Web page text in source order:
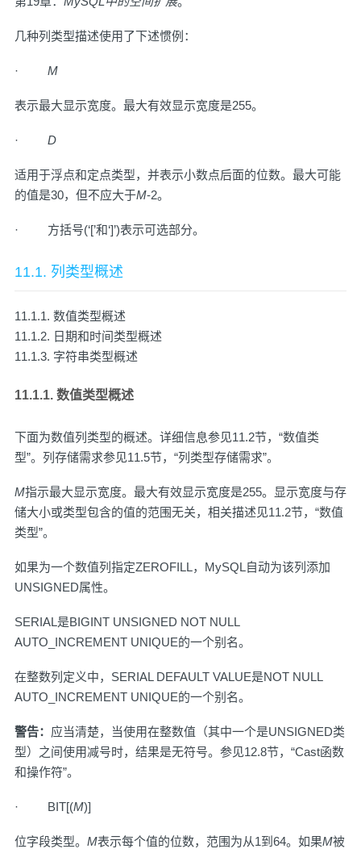
几种列类型描述使用了下述惯例：
· M
表示最大显示宽度。最大有效显示宽度是255。
· D
适用于浮点和定点类型，并表示小数点后面的位数。最大可能
的值是30，但不应大于M-2。
· 方括号(‘[’和‘]’)表示可选部分。
11.1. 列类型概述
11.1.1. 数值类型概述
11.1.2. 日期和时间类型概述
11.1.3. 字符串类型概述
11.1.1. 数值类型概述
下面为数值列类型的概述。详细信息参见11.2节，“数值类
型”。列存储需求参见11.5节，“列类型存储需求”。
M指示最大显示宽度。最大有效显示宽度是255。显示宽度与存
储大小或类型包含的值的范围无关，相关描述见11.2节，“数值
类型”。
如果为一个数值列指定ZEROFILL，MySQL自动为该列添加
UNSIGNED属性。
SERIAL是BIGINT UNSIGNED NOT NULL
AUTO_INCREMENT UNIQUE的一个别名。
在整数列定义中，SERIAL DEFAULT VALUE是NOT NULL
AUTO_INCREMENT UNIQUE的一个别名。
警告： 应当清楚，当使用在整数值（其中一个是UNSIGNED类
型）之间使用减号时，结果是无符号。参见12.8节，“Cast函数
和操作符”。
· BIT[(M)]
位字段类型。 M表示每个值的位数，范围为从1到64。如果M被